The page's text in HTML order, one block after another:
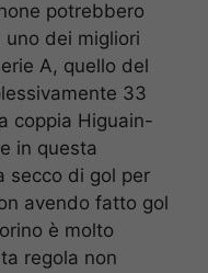
potrebbero
dei migliori
A, quello del
33
coppia Higuain-
in questa
secco di gol per
avendo fatto gol
è molto
regola non